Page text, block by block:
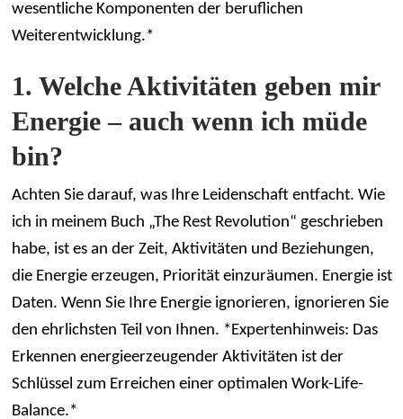
wesentliche Komponenten der beruflichen
Weiterentwicklung.*
1. Welche Aktivitäten geben mir
Energie – auch wenn ich müde
bin?
Achten Sie darauf, was Ihre Leidenschaft entfacht. Wie
ich in meinem Buch „The Rest Revolution“ geschrieben
habe, ist es an der Zeit, Aktivitäten und Beziehungen,
die Energie erzeugen, Priorität einzuräumen. Energie ist
Daten. Wenn Sie Ihre Energie ignorieren, ignorieren Sie
den ehrlichsten Teil von Ihnen. *Expertenhinweis: Das
Erkennen energieerzeugender Aktivitäten ist der
Schlüssel zum Erreichen einer optimalen Work-Life-
Balance.*